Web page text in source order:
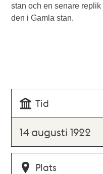
stan och en senare
den i Gamla stan.
Tid
14 augusti 1922
Plats